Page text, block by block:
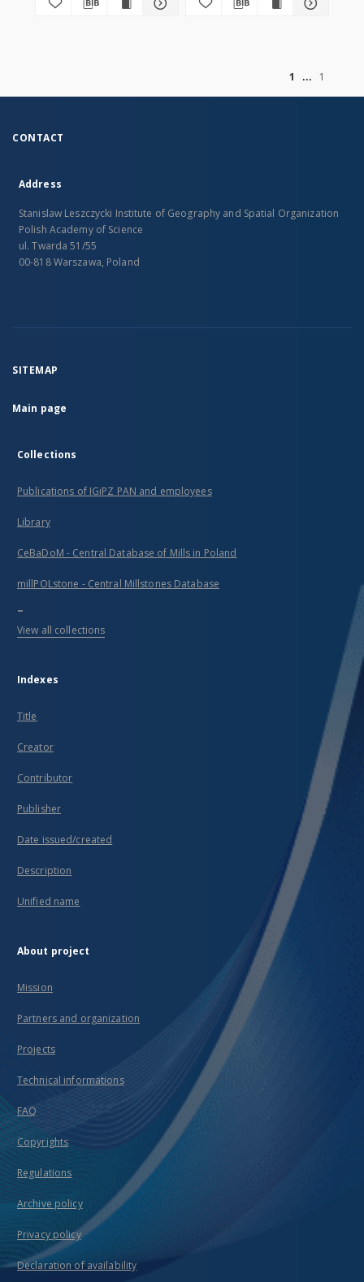
1
1
CONTACT
Address
Stanislaw Leszczycki Institute of Geography and Spatial Organization
Polish Academy of Science
ul. Twarda 51/55
00-818 Warszawa, Poland
SITEMAP
Main page
Collections
Publications of IGiPZ PAN and employees
Library
CeBaDoM - Central Database of Mills in Poland
millPOLstone - Central Millstones Database
...
View all collections
Indexes
Title
Creator
Contributor
Publisher
Date issued/created
Description
Unified name
About project
Mission
Partners and organization
Projects
Technical informations
FAQ
Copyrights
Regulations
Archive policy
Privacy policy
Declaration of availability